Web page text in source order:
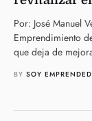
Por: José Manuel
Emprendimiento
que deja de
BY SOY